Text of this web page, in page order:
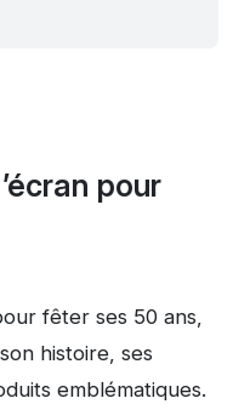
pour
fêter ses 50 ans,
histoire, ses
emblématiques.